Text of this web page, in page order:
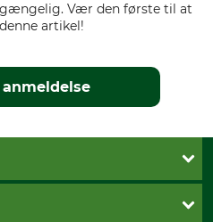
Vær den første til at
artikel!